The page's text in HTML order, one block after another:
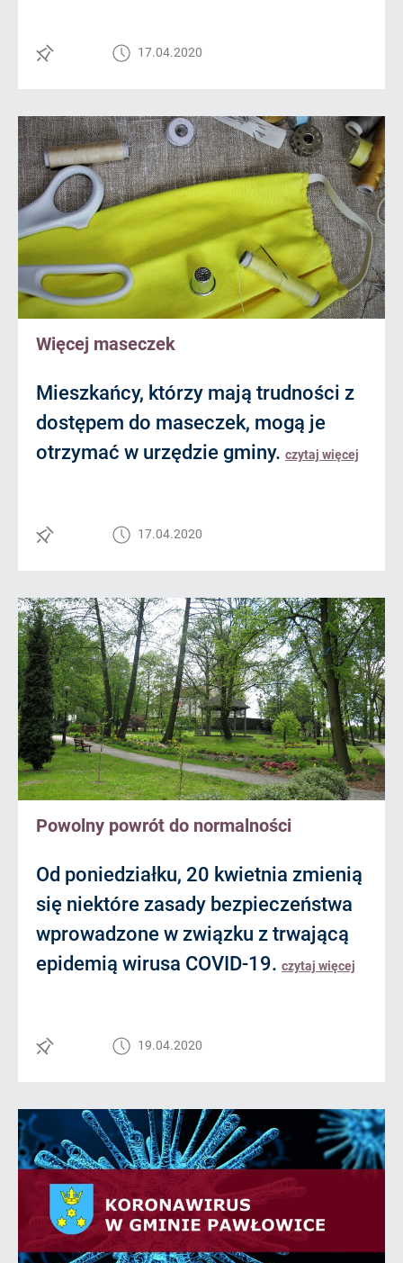
17.04.2020
Więcej maseczek
Mieszkańcy, którzy mają trudności z
dostępem do maseczek, mogą je
otrzymać w urzędzie gminy. czytaj więcej
17.04.2020
Powolny powrót do normalności
Od poniedziałku, 20 kwietnia zmienią
się niektóre zasady bezpieczeństwa
wprowadzone w związku z trwającą
epidemią wirusa COVID-19. czytaj więcej
19.04.2020